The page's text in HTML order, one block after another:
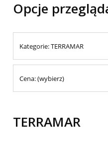
Opcje
Kategorie: TERRAMAR
Cena: (wybierz)
TERRAMAR